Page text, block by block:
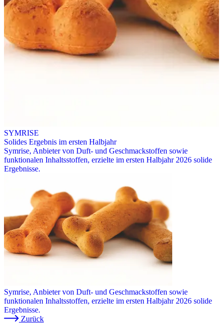
SYMRISE
Solides Ergebnis im ersten Halbjahr
Symrise, Anbieter von Duft- und Geschmackstoffen sowie
funktionalen Inhaltsstoffen, erzielte im ersten Halbjahr 2026 solide
Ergebnisse.
Symrise, Anbieter von Duft- und Geschmackstoffen sowie
funktionalen Inhaltsstoffen, erzielte im ersten Halbjahr 2026 solide
Ergebnisse.
Zurück